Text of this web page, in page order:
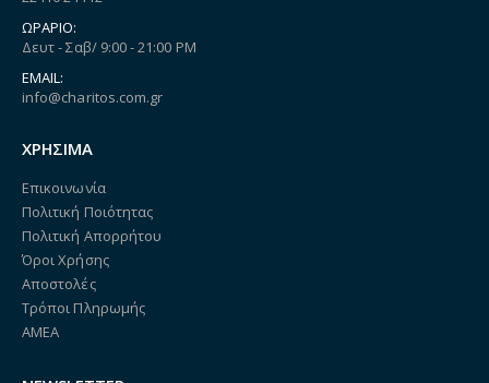
ΩΡΆΡΙΟ:
Δευτ - Σαβ/ 9:00 - 21:00 PM
EMAIL:
info@charitos.com.gr
ΧΡΗΣΙΜΑ
Επικοινωνία
Πολιτική Ποιότητας
Πολιτική Απορρήτου
Όροι Χρήσης
Αποστολές
Τρόποι Πληρωμής
ΑΜΕΑ